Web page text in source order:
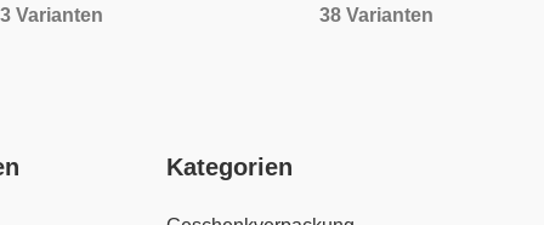
3 Varianten
38 Varianten
Kategorien